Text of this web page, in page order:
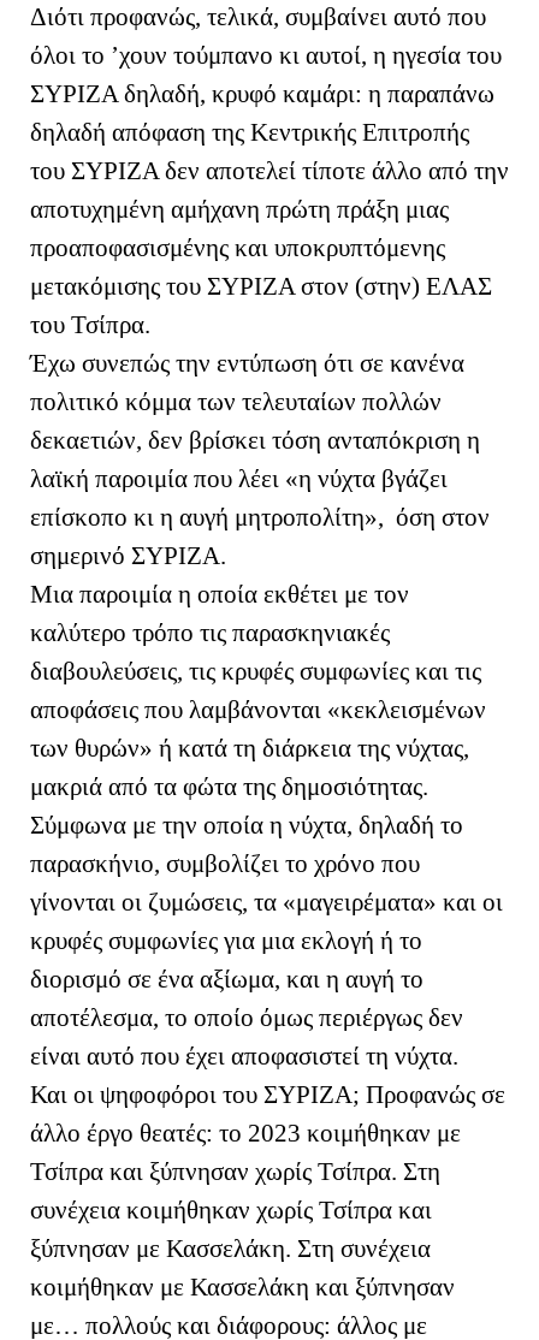
Διότι προφανώς, τελικά, συμβαίνει αυτό που
όλοι το ’χουν τούμπανο κι αυτοί, η ηγεσία του
ΣΥΡΙΖΑ δηλαδή, κρυφό καμάρι: η παραπάνω
δηλαδή απόφαση της Κεντρικής Επιτροπής
του ΣΥΡΙΖΑ δεν αποτελεί τίποτε άλλο από την
αποτυχημένη αμήχανη πρώτη πράξη μιας
προαποφασισμένης και υποκρυπτόμενης
μετακόμισης του ΣΥΡΙΖΑ στον (στην) ΕΛΑΣ
του Τσίπρα.
Έχω συνεπώς την εντύπωση ότι σε κανένα
πολιτικό κόμμα των τελευταίων πολλών
δεκαετιών, δεν βρίσκει τόση ανταπόκριση η
λαϊκή παροιμία που λέει «η νύχτα βγάζει
επίσκοπο κι η αυγή μητροπολίτη», όση στον
σημερινό ΣΥΡΙΖΑ.
Μια παροιμία η οποία εκθέτει με τον
καλύτερο τρόπο τις παρασκηνιακές
διαβουλεύσεις, τις κρυφές συμφωνίες και τις
αποφάσεις που λαμβάνονται «κεκλεισμένων
των θυρών» ή κατά τη διάρκεια της νύχτας,
μακριά από τα φώτα της δημοσιότητας.
Σύμφωνα με την οποία η νύχτα, δηλαδή το
παρασκήνιο, συμβολίζει το χρόνο που
γίνονται οι ζυμώσεις, τα «μαγειρέματα» και οι
κρυφές συμφωνίες για μια εκλογή ή το
διορισμό σε ένα αξίωμα, και η αυγή το
αποτέλεσμα, το οποίο όμως περιέργως δεν
είναι αυτό που έχει αποφασιστεί τη νύχτα.
Και οι ψηφοφόροι του ΣΥΡΙΖΑ; Προφανώς σε
άλλο έργο θεατές: το 2023 κοιμήθηκαν με
Τσίπρα και ξύπνησαν χωρίς Τσίπρα. Στη
συνέχεια κοιμήθηκαν χωρίς Τσίπρα και
ξύπνησαν με Κασσελάκη. Στη συνέχεια
κοιμήθηκαν με Κασσελάκη και ξύπνησαν
με… πολλούς και διάφορους: άλλος με